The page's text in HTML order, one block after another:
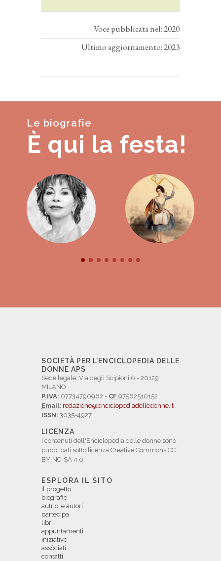
Voce pubblicata nel: 2020
Ultimo aggiornamento: 2023
Le biografie
È qui la festa!
SOCIETÀ PER L'ENCICLOPEDIA DELLE
DONNE APS
Sede legale: Via degli Scipioni 6 - 20129
MILANO
P.IVA: 07734790962 - CF 97562510152
Email: redazione@enciclopediadelledonne.it
ISSN: 3035-4927
LICENZA
I contenuti dell'Enciclopedia delle donne sono
pubblicati sotto licenza Creative Commons CC
BY-NC-SA 4.0.
ESPLORA IL SITO
il progetto
biografie
autrici e autori
partecipa
libri
appuntamenti
iniziative
assòciati
contatti